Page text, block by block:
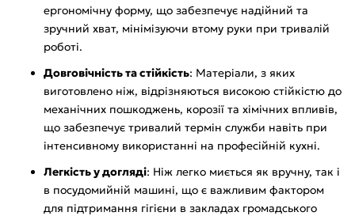
ергономічну форму, що забезпечує надійний та
зручний хват, мінімізуючи втому руки при тривалій
роботі.
Довговічність та стійкість: Матеріали, з яких
виготовлено ніж, відрізняються високою стійкістю до
механічних пошкоджень, корозії та хімічних впливів,
що забезпечує тривалий термін служби навіть при
інтенсивному використанні на професійній кухні.
Легкість у догляді: Ніж легко миється як вручну, так і
в посудомийній машині, що є важливим фактором
для підтримання гігієни в закладах громадського